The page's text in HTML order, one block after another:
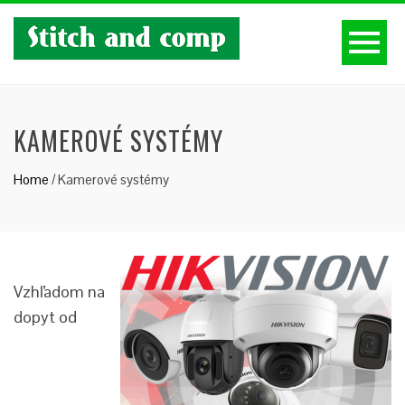
KAMEROVÉ SYSTÉMY
Home /Kamerové systémy
Vzhľadom na
dopyt od